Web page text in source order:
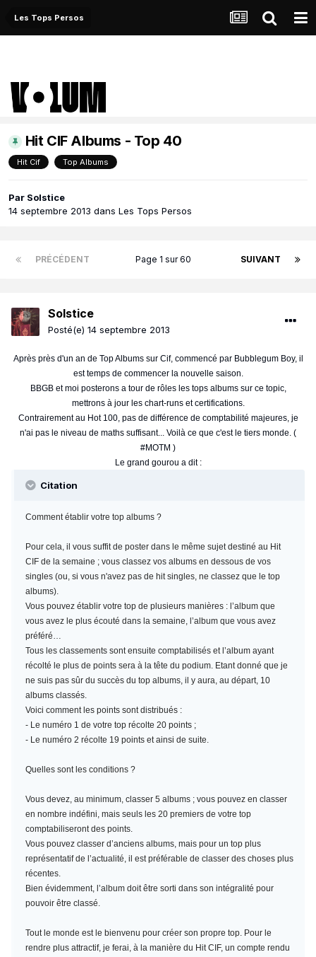
Les Tops Persos
Hit CIF Albums - Top 40
Hit Cif Top Albums
Par Solstice
14 septembre 2013 dans Les Tops Persos
PRÉCÉDENT SUIVANT
Page 1 sur 60
Solstice
Posté(e) 14 septembre 2013
Après près d'un an de Top Albums sur Cif, commencé par Bubblegum Boy, il
est temps de commencer la nouvelle saison.
BBGB et moi posterons a tour de rôles les tops albums sur ce topic,
mettrons à jour les chart-runs et certifications.
Contrairement au Hot 100, pas de différence de comptabilité majeures, je
n'ai pas le niveau de maths suffisant... Voilà ce que c'est le tiers monde. (
#MOTM )
Le grand gourou a dit :
Citation
Comment établir votre top albums ?
Pour cela, il vous suffit de poster dans le même sujet destiné au Hit
CIF de la semaine ; vous classez vos albums en dessous de vos
singles (ou, si vous n'avez pas de hit singles, ne classez que le top
albums).
Vous pouvez établir votre top de plusieurs manières : l’album que
vous avez le plus écouté dans la semaine, l’album que vous avez
préféré…
Tous les classements sont ensuite comptabilisés et l’album ayant
récolté le plus de points sera à la tête du podium. Etant donné que je
ne suis pas sûr du succès du top albums, il y aura, au départ, 10
albums classés.
Voici comment les points sont distribués :
- Le numéro 1 de votre top récolte 20 points ;
- Le numéro 2 récolte 19 points et ainsi de suite.
Quelles sont les conditions ?
Vous devez, au minimum, classer 5 albums ; vous pouvez en classer
en nombre indéfini, mais seuls les 20 premiers de votre top
comptabiliseront des points.
Vous pouvez classer d’anciens albums, mais pour un top plus
représentatif de l’actualité, il est préférable de classer des choses plus
récentes.
Bien évidemment, l’album doit être sorti dans son intégralité pour
pouvoir être classé.
Tout le monde est le bienvenu pour créer son propre top. Pour le
rendre plus attractif, je ferai, à la manière du Hit CIF, un compte rendu